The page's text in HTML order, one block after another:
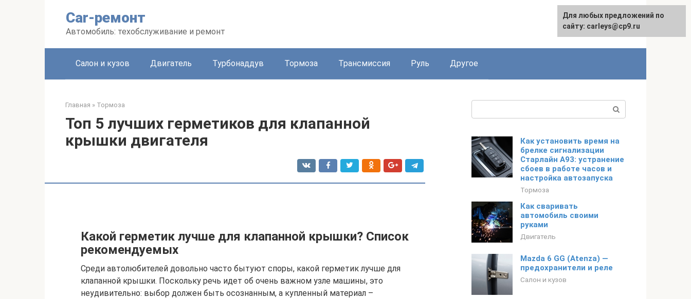
Car-ремонт
Автомобиль: техобслуживание и ремонт
Салон и кузов Двигатель Турбонаддув Тормоза Трансмиссия Руль Другое
Главная » Тормоза
Топ 5 лучших герметиков для клапанной
крышки двигателя
Какой герметик лучше для клапанной крышки? Список
рекомендуемых
Среди автолюбителей довольно часто бытуют споры, какой герметик лучше для
клапанной крышки. Поскольку речь идет об очень важном узле машины, это
неудивительно: выбор должен быть осознанным, а купленный материал –
Как установить время на
брелке сигнализации
Старлайн А93: устранение
сбоев в работе часов и
настройка автозапуска
Тормоза
Как сваривать
автомобиль своими
руками
Двигатель
Mazda 6 GG (Atenza) —
предохранители и реле
Салон и кузов
Для любых предложений по
сайту: carleys@cp9.ru